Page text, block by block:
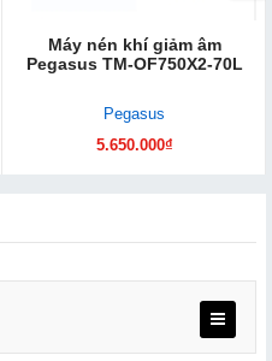
Máy nén khí giảm âm
Pegasus TM-OF750X2-70L
Pegasus
5.650.000₫